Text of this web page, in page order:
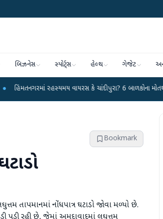
બિઝનેસ સ્પોર્ટ્સ હેલ્થ ગેજેટ
રહસ્યમય વાયરસ કે ચાંદીપુરા? 6 બાળકોના મોતથી ફફડાટ ●
Bookmark
તાપમાનમાં નોંધપાત્ર ઘટાડો જોવા મળ્યો છે.